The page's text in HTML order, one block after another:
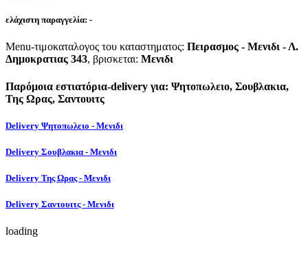
ελάχιστη παραγγελία: -
Menu-τιμοκαταλογος του καταστηματος: Πειρασμος - Μενιδι - Λ.
Δημοκρατιας 343, βρισκεται: Μενιδι
Παρόμοια εστιατόρια-delivery για: Ψητοπωλειο, Σουβλακια,
Της Ωρας, Σαντουιτς
Delivery Ψητοπωλειο - Μενιδι
Delivery Σουβλακια - Μενιδι
Delivery Της Ωρας - Μενιδι
Delivery Σαντουιτς - Μενιδι
loading